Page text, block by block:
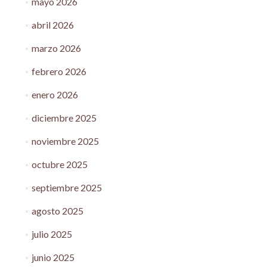
abril 2026
marzo 2026
febrero 2026
enero 2026
diciembre 2025
noviembre 2025
octubre 2025
septiembre 2025
agosto 2025
julio 2025
junio 2025